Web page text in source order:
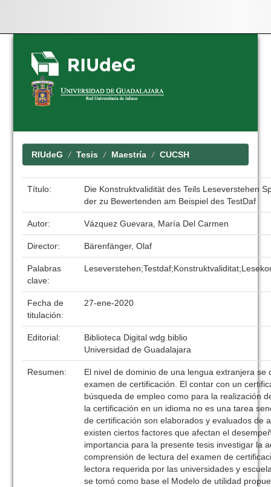
Skip
navigation
RIUdeG Tesis Maestría CUCSH
Título:
Die Konstruktvalidität des Teils Leseverstehen
der zu Bewertenden am Beispiel des TestDaf
Autor: Vázquez Guevara, María Del Carmen
Director: Bärenfänger, Olaf
Palabras
clave:
Fecha de
titulación:
27-ene-2020
Editorial:
Biblioteca Digital wdg.biblio
Universidad de Guadalajara
Resumen:
El nivel de dominio de una lengua extranjera
examen de certificación. El contar con un
búsqueda de empleo como para la realización
la certificación en un idioma no es una tarea
de certificación son elaborados y evaluados de
existen ciertos factores que afectan el
importancia para la presente tesis investigar la
comprensión de lectura del examen de
lectora requerida por las universidades y
se tomó como base el Modelo de utilidad